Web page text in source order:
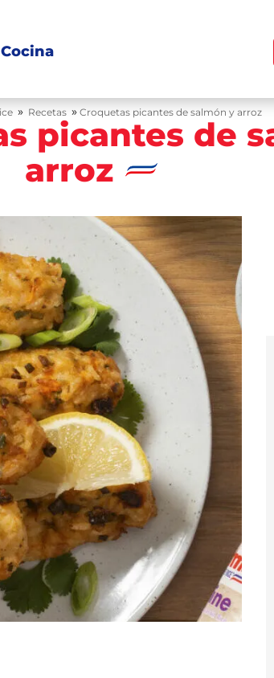
Cocina
» Recetas » Croquetas picantes de salmón y arroz
picantes de
arroz